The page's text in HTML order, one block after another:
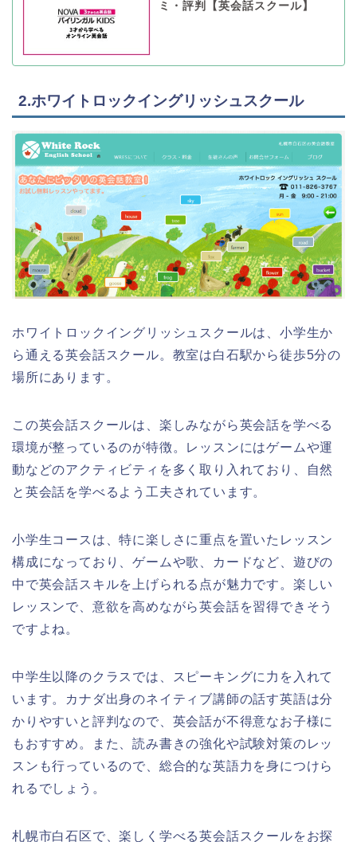
ミ・評判【英会話スクール】
2.ホワイトロックイングリッシュスクール
ホワイトロックイングリッシュスクールは、小学生か
ら通える英会話スクール。教室は白石駅から徒歩5分の
場所にあります。
この英会話スクールは、楽しみながら英会話を学べる
環境が整っているのが特徴。レッスンにはゲームや運
動などのアクティビティを多く取り入れており、自然
と英会話を学べるよう工夫されています。
小学生コースは、特に楽しさに重点を置いたレッスン
構成になっており、ゲームや歌、カードなど、遊びの
中で英会話スキルを上げられる点が魅力です。楽しい
レッスンで、意欲を高めながら英会話を習得できそう
ですよね。
中学生以降のクラスでは、スピーキングに力を入れて
います。カナダ出身のネイティブ講師の話す英語は分
かりやすいと評判なので、英会話が不得意なお子様に
もおすすめ。また、読み書きの強化や試験対策のレッ
スンも行っているので、総合的な英語力を身につけら
れるでしょう。
札幌市白石区で、楽しく学べる英会話スクールをお探